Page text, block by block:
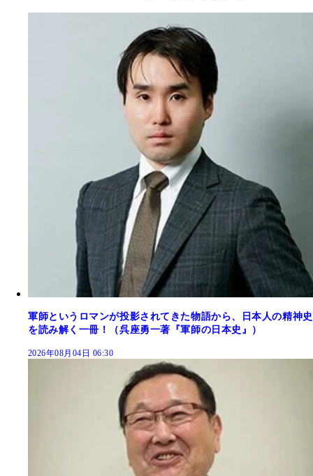
軍師というロマンが投影されてきた物語から、日本人の精神史
を読み解く一冊！（呉座勇一著『軍師の日本史』）
2026年08月04日 06:30